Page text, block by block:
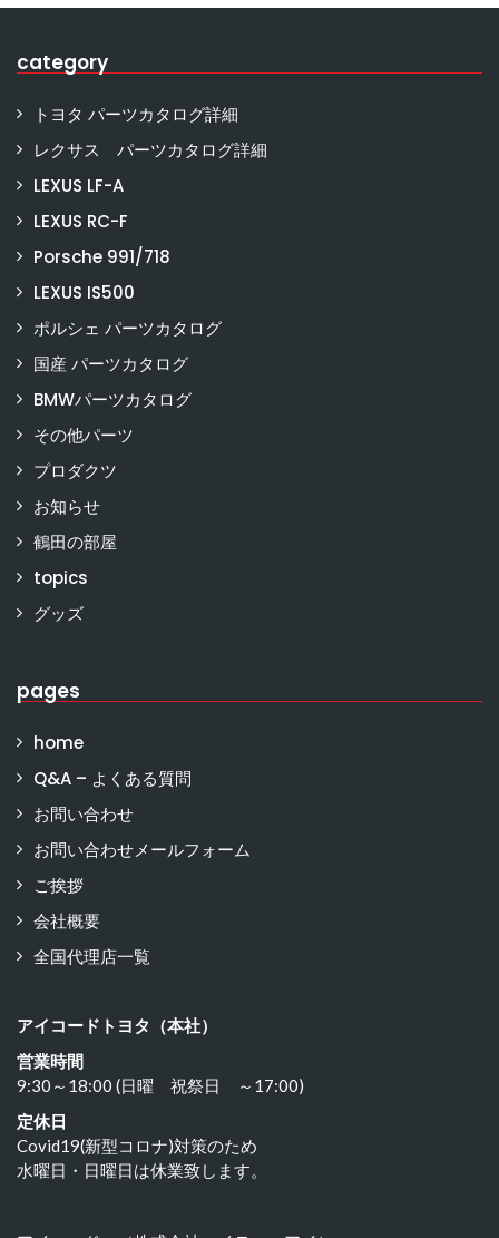
category
トヨタ パーツカタログ詳細
レクサス パーツカタログ詳細
LEXUS LF-A
LEXUS RC-F
Porsche 991/718
LEXUS IS500
ポルシェ パーツカタログ
国産 パーツカタログ
BMWパーツカタログ
その他パーツ
プロダクツ
お知らせ
鶴田の部屋
topics
グッズ
pages
home
Q&A – よくある質問
お問い合わせ
お問い合わせメールフォーム
ご挨拶
会社概要
全国代理店一覧
アイコードトヨタ（本社）
営業時間
9:30～18:00 (日曜 祝祭日 ～17:00)
定休日
Covid19(新型コロナ)対策のため
水曜日・日曜日は休業致します。